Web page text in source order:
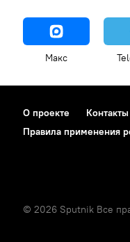
Макс
О проекте Контакты
Правила применения
© 2026 Sputnik Все